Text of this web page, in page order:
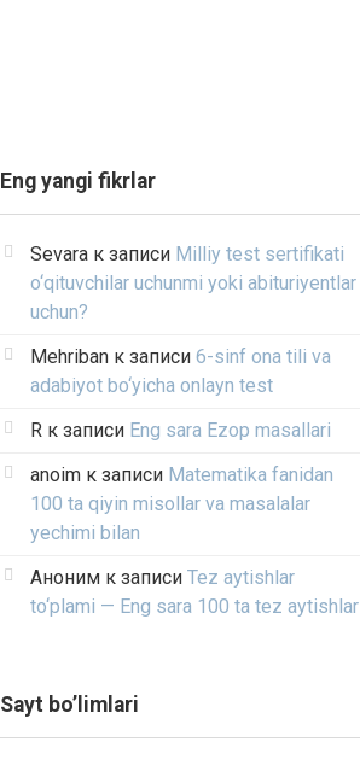
Eng yangi fikrlar
Sevara к записи Milliy test sertifikati
o‘qituvchilar uchunmi yoki abituriyentlar
uchun?
Mehriban к записи 6-sinf ona tili va
adabiyot bo‘yicha onlayn test
R к записи Eng sara Ezop masallari
anoim к записи Matematika fanidan
100 ta qiyin misollar va masalalar
yechimi bilan
Аноним к записи Tez aytishlar
to‘plami — Eng sara 100 ta tez aytishlar
Sayt bo’limlari